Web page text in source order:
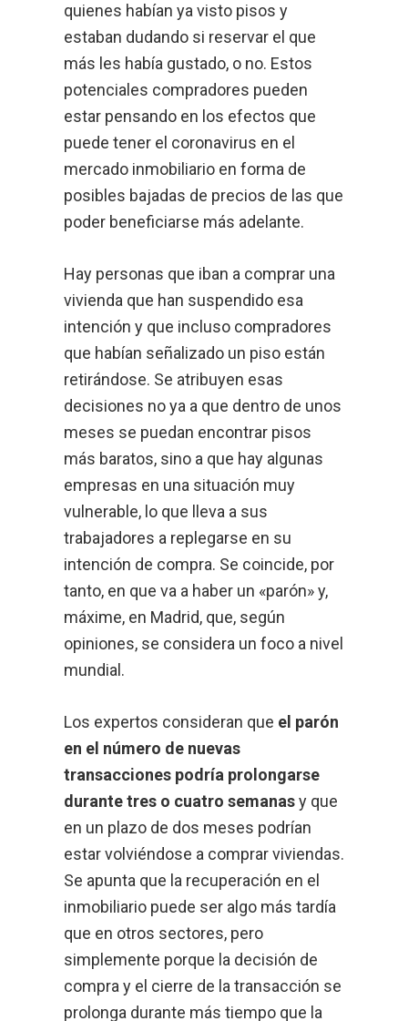
quienes habían ya visto pisos y
estaban dudando si reservar el que
más les había gustado, o no. Estos
potenciales compradores pueden
estar pensando en los efectos que
puede tener el coronavirus en el
mercado inmobiliario en forma de
posibles bajadas de precios de las que
poder beneficiarse más adelante.
Hay personas que iban a comprar una
vivienda que han suspendido esa
intención y que incluso compradores
que habían señalizado un piso están
retirándose. Se atribuyen esas
decisiones no ya a que dentro de unos
meses se puedan encontrar pisos
más baratos, sino a que hay algunas
empresas en una situación muy
vulnerable, lo que lleva a sus
trabajadores a replegarse en su
intención de compra. Se coincide, por
tanto, en que va a haber un «parón» y,
máxime, en Madrid, que, según
opiniones, se considera un foco a nivel
mundial.
Los expertos consideran que el parón
en el número de nuevas
transacciones podría prolongarse
durante tres o cuatro semanasy que
en un plazo de dos meses podrían
estar volviéndose a comprar viviendas.
Se apunta que la recuperación en el
inmobiliario puede ser algo más tardía
que en otros sectores, pero
simplemente porque la decisión de
compra y el cierre de la transacción se
prolonga durante más tiempo que la